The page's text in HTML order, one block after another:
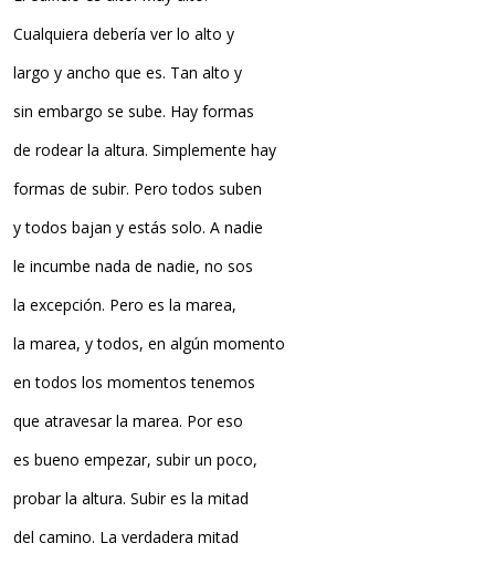
Cualquiera debería ver lo alto y
largo y ancho que es. Tan alto y
sin embargo se sube. Hay formas
de rodear la altura. Simplemente hay
formas de subir. Pero todos suben
y todos bajan y estás solo. A nadie
le incumbe nada de nadie, no sos
la excepción. Pero es la marea,
la marea, y todos, en algún momento
en todos los momentos tenemos
que atravesar la marea. Por eso
es bueno empezar, subir un poco,
probar la altura. Subir es la mitad
del camino. La verdadera mitad